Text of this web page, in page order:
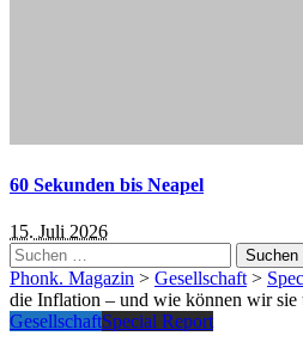
60 Sekunden bis Neapel
15. Juli 2026
Suchen
nach:
Phonk. Magazin > Gesellschaft >
die Inflation – und wie können wir sie
GesellschaftSpecial Report